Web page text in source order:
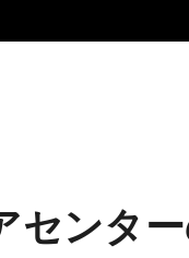
ンタ